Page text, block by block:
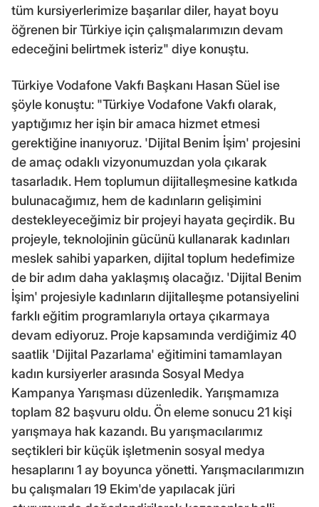
tüm kursiyerlerimize başarılar diler, hayat boyu
öğrenen bir Türkiye için çalışmalarımızın devam
edeceğini belirtmek isteriz" diye konuştu.
Türkiye Vodafone Vakfı Başkanı Hasan Süel ise
şöyle konuştu: "Türkiye Vodafone Vakfı olarak,
yaptığımız her işin bir amaca hizmet etmesi
gerektiğine inanıyoruz. 'Dijital Benim İşim' projesini
de amaç odaklı vizyonumuzdan yola çıkarak
tasarladık. Hem toplumun dijitalleşmesine katkıda
bulunacağımız, hem de kadınların gelişimini
destekleyeceğimiz bir projeyi hayata geçirdik. Bu
projeyle, teknolojinin gücünü kullanarak kadınları
meslek sahibi yaparken, dijital toplum hedefimize
de bir adım daha yaklaşmış olacağız. 'Dijital Benim
İşim' projesiyle kadınların dijitalleşme potansiyelini
farklı eğitim programlarıyla ortaya çıkarmaya
devam ediyoruz. Proje kapsamında verdiğimiz 40
saatlik 'Dijital Pazarlama' eğitimini tamamlayan
kadın kursiyerler arasında Sosyal Medya
Kampanya Yarışması düzenledik. Yarışmamıza
toplam 82 başvuru oldu. Ön eleme sonucu 21 kişi
yarışmaya hak kazandı. Bu yarışmacılarımız
seçtikleri bir küçük işletmenin sosyal medya
hesaplarını 1 ay boyunca yönetti. Yarışmacılarımızın
bu çalışmaları 19 Ekim'de yapılacak jüri